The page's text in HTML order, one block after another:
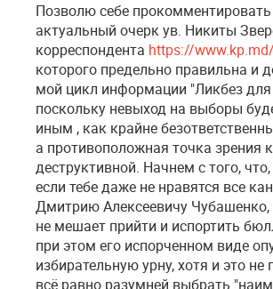
Позволю себе
актуальный очерк ув. Никиты
корреспондента https://
которого предельно правильна и
мой цикл информации "Ликбез для
поскольку невыход на выборы
иным , как крайне
а противоположная точка зрения
деструктивной. Начнем с того,
если тебе даже не нравятся все
Дмитрию Алексеевичу Чубашенко,
не мешает прийти и испортить
при этом его испорченном виде
избирательную урну, хотя и это не
всё равно разумней выбрать